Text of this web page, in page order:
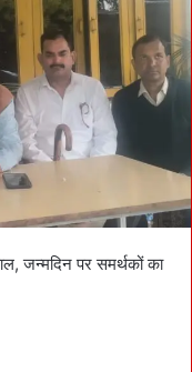
जन्मदिन पर समर्थकों का